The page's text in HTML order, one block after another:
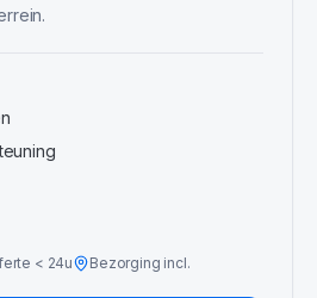
< 24u Bezorging incl.